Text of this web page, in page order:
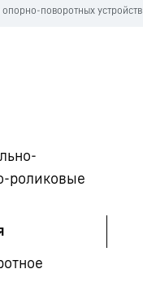
поворотных устройств
роликовые